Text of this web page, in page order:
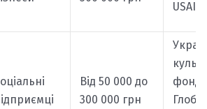
USAID
Від 50 000 до
300 000 грн
фонд,